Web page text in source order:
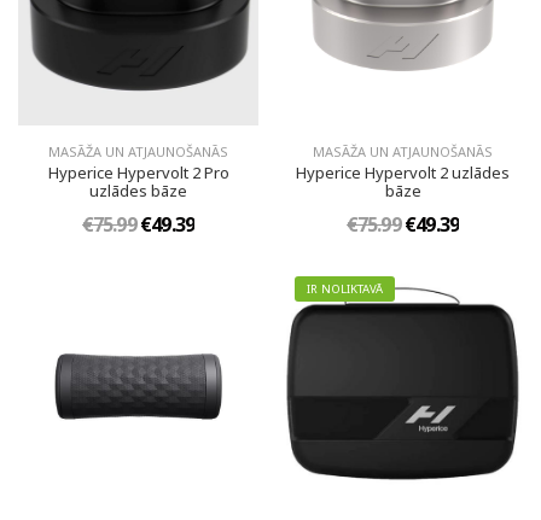
MASĀŽA UN ATJAUNOŠANĀS
Hyperice Hypervolt 2 Pro
uzlādes bāze
€75.99€49.39
MASĀŽA UN ATJAUNOŠANĀS
Hyperice Hypervolt 2 uzlādes
bāze
€75.99€49.39
IR NOLIKTAVĀ